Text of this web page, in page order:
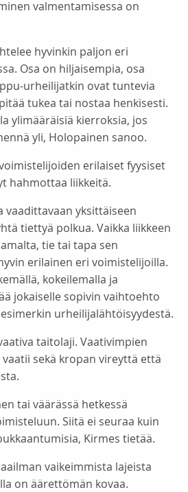
valmentamisessa on
hyvinkin paljon eri
Osa on hiljaisempia, osa
urheilijatkin ovat tuntevia
tukea tai nostaa henkisesti.
ylimääräisiä kierroksia, jos
yli, Holopainen sanoo.
erilaiset fyysiset
hahmottaa liikkeitä.
vaadittavaan yksittäiseen
tiettyä polkua. Vaikka liikkeen
tie tai tapa sen
erilainen eri voimistelijoilla.
kokeilemalla ja
jokaiselle sopivin vaihtoehto
urheilijalähtöisyydestä.
taitolaji. Vaativimpien
sekä kropan vireyttä että
tai väärässä hetkessä
Siitä ei seuraa kuin
Kirmes tietää.
vaikeimmista lajeista
on äärettömän kovaa.